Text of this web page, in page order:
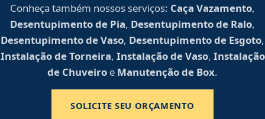
Conheça também nossos serviços: Caça Vazamento,
Desentupimento de Pia, Desentupimento de Ralo,
Desentupimento de Vaso, Desentupimento de Esgoto,
Instalação de Torneira, Instalação de Vaso, Instalação
de Chuveiro e Manutenção de Box.
SOLICITE SEU ORÇAMENTO